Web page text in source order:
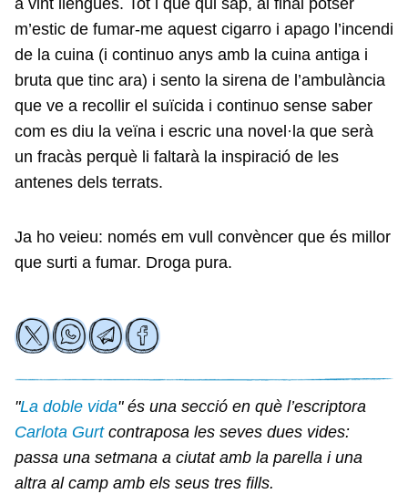
a vint llengües. Tot i que qui sap, al final potser
m’estic de fumar-me aquest cigarro i apago l’incendi
de la cuina (i continuo anys amb la cuina antiga i
bruta que tinc ara) i sento la sirena de l’ambulància
que ve a recollir el suïcida i continuo sense saber
com es diu la veïna i escric una novel·la que serà
un fracàs perquè li faltarà la inspiració de les
antenes dels terrats.
Ja ho veieu: només em vull convèncer que és millor
que surti a fumar. Droga pura.
"La doble vida" és una secció en què l’escriptora
Carlota Gurtcontraposa les seves dues vides:
passa una setmana a ciutat amb la parella i una
altra al camp amb els seus tres fills.